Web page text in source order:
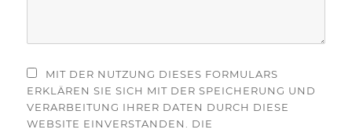
MIT DER NUTZUNG DIESES FORMULARS
ERKLÄREN SIE SICH MIT DER SPEICHERUNG UND
VERARBEITUNG IHRER DATEN DURCH DIESE
WEBSITE EINVERSTANDEN. DIE